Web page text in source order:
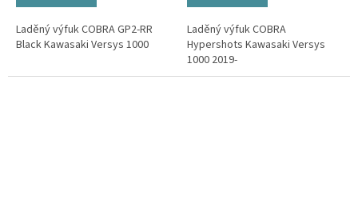
Laděný výfuk COBRA GP2-RR
Black Kawasaki Versys 1000
Laděný výfuk COBRA
Hypershots Kawasaki Versys
1000 2019-